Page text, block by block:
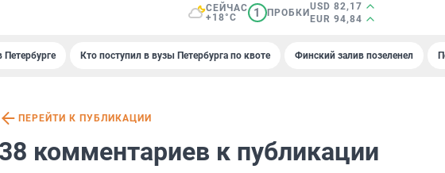
СЕЙЧАС
+18°C
1 ПРОБКИ
USD 82,17
EUR 94,84
Петербурге Кто поступил в вузы Петербурга по квоте Финский залив позеленел
ПЕРЕЙТИ К ПУБЛИКАЦИИ
38 комментариев к публикации